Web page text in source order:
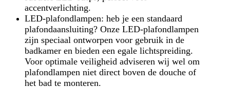
accentverlichting.
LED-plafondlampen: heb je een standaard
plafondaansluiting? Onze LED-plafondlampen
zijn speciaal ontworpen voor gebruik in de
badkamer en bieden een egale lichtspreiding.
Voor optimale veiligheid adviseren wij wel om
plafondlampen niet direct boven de douche of
het bad te monteren.